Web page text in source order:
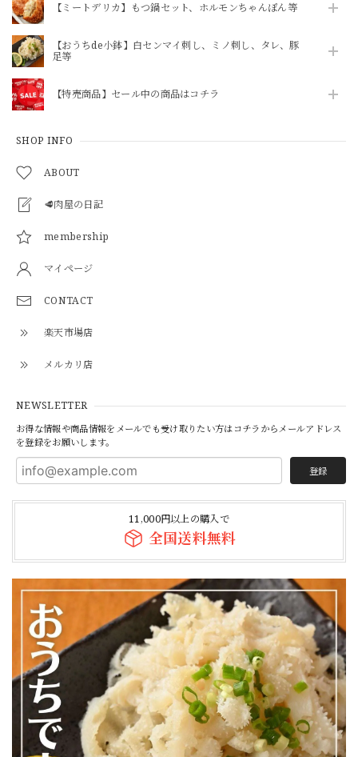
【ミートデリカ】もつ鍋セット、ホルモンちゃんぽん等
【おうちde小鉢】白センマイ刺し、ミノ刺し、タレ、豚
足等
【特売商品】セール中の商品はコチラ
SHOP INFO
ABOUT
🥩肉屋の日記
membership
マイページ
CONTACT
楽天市場店
メルカリ店
NEWSLETTER
お得な情報や商品情報をメールでも受け取りたい方はコチラからメールアドレス
を登録をお願いします。
登録
11,000円以上の購入で
全国送料無料
2026/07/28
白も黒もどちらもオススメです！
【焼かずそのまま食べれる】「和牛」黒せんまい刺し 約80g ※酢味噌は別売りです【注意】ハマる人続出！酢味噌等を付けて食べたら止まりません（生産量が少ない為、数量制限中です）
2026/07/19
本当に美味しいです！身体にも良いですし小学生の息子も毎
日食べています。
【焼かずにそのまま食べれる】＜種類別に個包装でお届け＞焼かない晩酌LIGHT「白センマイ刺し100g（酢味噌付）+がつポン酢+ハチノス青唐出汁浸し」※選べるおつまみOP
2026/07/09
＜3～5人前／全5種約550g＞「盛合せ」牛三昧満腹セット（A5黒毛和牛カルビ、A5黒毛和牛赤身切り落とし、国産牛ロース、牛ハラミ、牛タン）※ソーセージがOP限定で選択可能
2026/07/08